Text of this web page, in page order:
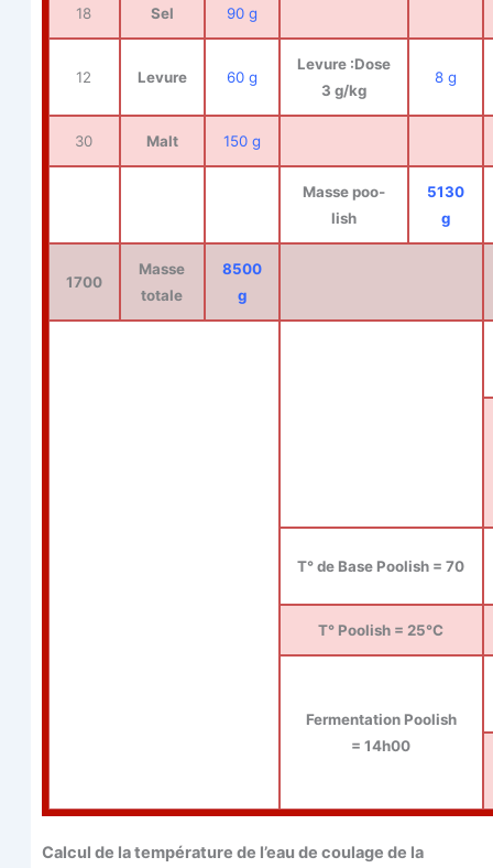
18 Sel 90 g
12 Levure 60 g
Levure :Dose
3 g/kg
8 g
30 Malt 150 g
Masse poo­
lish
5130
g
1700
Masse
totale
8500
g
T° de Base Poo­lish = 70
T° Poo­lish = 25°C
Fer­men­ta­tion Poo­lish
= 14h00
Cal­cul de la tem­pé­ra­ture de l’eau de cou­lage de la